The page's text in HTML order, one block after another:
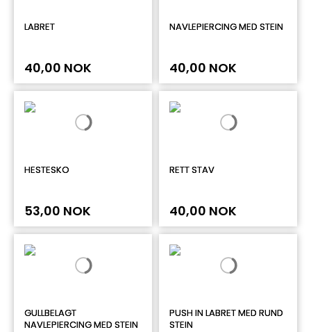
LABRET
40,00 NOK
NAVLEPIERCING MED STEIN
40,00 NOK
HESTESKO
53,00 NOK
RETT STAV
40,00 NOK
GULLBELAGT
NAVLEPIERCING MED STEIN
PUSH IN LABRET MED RUND
STEIN